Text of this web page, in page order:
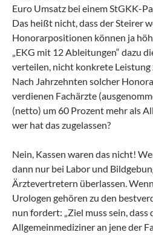
Euro Umsatz bei einem StGKK-
Das heißt nicht, dass der Steirer
Honorarpositionen können ja
„EKG mit 12 Ableitungen“ dazu
verteilen, nicht konkrete Leistung
Nach Jahrzehnten solcher
verdienen Fachärzte
(netto) um 60 Prozent mehr als
wer hat das zugelassen?
Nein, Kassen waren das nicht!
dann nur bei Labor und
Ärztevertretern überlassen.
Urologen gehören zu den
nun fordert: „Ziel muss sein, dass
Allgemeinmediziner an jene der